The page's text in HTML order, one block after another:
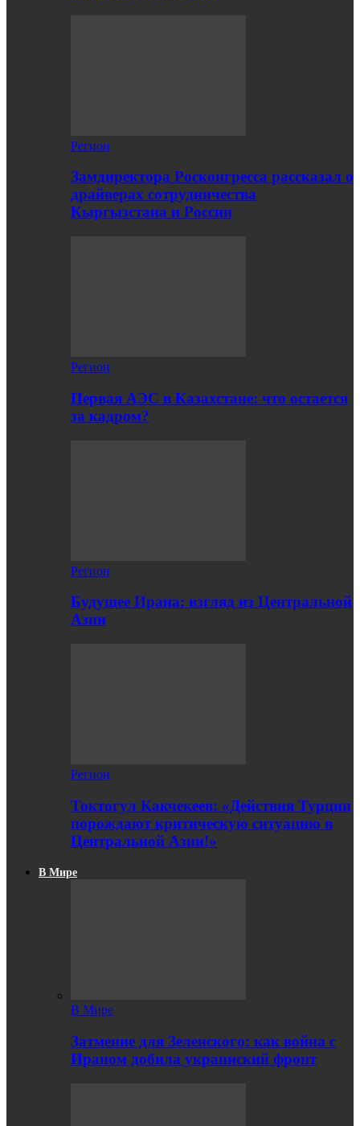
Регион
Замдиректора Росконгресса рассказал о
драйверах сотрудничества
Кыргызстана и России
Регион
Первая АЭС в Казахстане: что остается
за кадром?
Регион
Будущее Ирана: взгляд из Центральной
Азии
Регион
Токтогул Какчекеев: «Действия Турции
порождают критическую ситуацию в
Центральной Азии!»
В Мире
В Мире
Затмение для Зеленского: как война с
Ираном добила украинский фронт